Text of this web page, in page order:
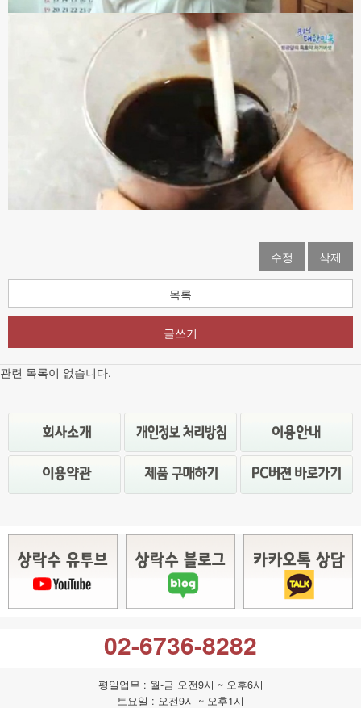
수정 삭제
목록
글쓰기
관련 목록이 없습니다.
02-6736-8282
평일업무 : 월-금 오전9시 ~ 오후6시
토요일 : 오전9시 ~ 오후1시